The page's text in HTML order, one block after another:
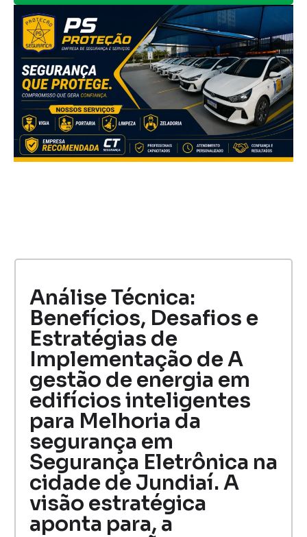
Análise Técnica:
Benefícios, Desafios e
Estratégias de
Implementação de A
gestão de energia em
edifícios inteligentes
para Melhoria da
segurança em
Segurança Eletrônica na
cidade de Jundiaí. A
visão estratégica
aponta para, a